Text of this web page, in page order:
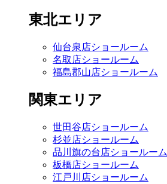
東北エリア
仙台泉店ショールーム
名取店ショールーム
福島郡山店ショールーム
関東エリア
世田谷店ショールーム
杉並店ショールーム
品川旗の台店ショールーム
板橋店ショールーム
江戸川店ショールーム